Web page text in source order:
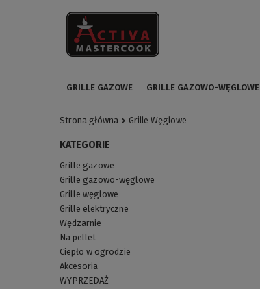
GRILLE GAZOWE GRILLE GAZOWO-WĘGLOWE
Strona główna Grille Węglowe
KATEGORIE
Grille gazowe
Grille gazowo-węglowe
Grille węglowe
Grille elektryczne
Wędzarnie
Na pellet
Ciepło w ogrodzie
Akcesoria
WYPRZEDAŻ